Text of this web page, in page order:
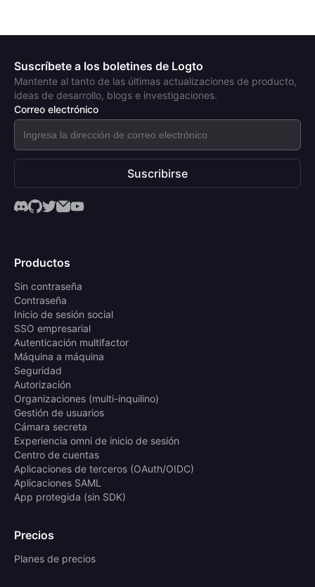
Suscríbete a los boletines de Logto
Mantente al tanto de las últimas actualizaciones de producto,
ideas de desarrollo, blogs e investigaciones.
Correo electrónico
Suscribirse
Productos
Sin contraseña
Contraseña
Inicio de sesión social
SSO empresarial
Autenticación multifactor
Máquina a máquina
Seguridad
Autorización
Organizaciones (multi-inquilino)
Gestión de usuarios
Cámara secreta
Experiencia omni de inicio de sesión
Centro de cuentas
Aplicaciones de terceros (OAuth/OIDC)
Aplicaciones SAML
App protegida (sin SDK)
Precios
Planes de precios